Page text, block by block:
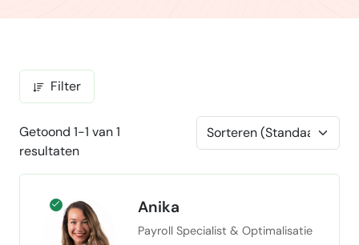
Filter
Getoond 1-1 van 1
resultaten
Anika
Payroll Specialist & Optimalisatie